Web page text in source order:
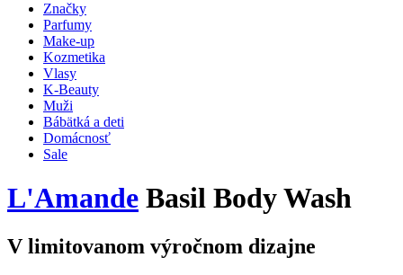
Značky
Parfumy
Make-up
Kozmetika
Vlasy
K-Beauty
Muži
Bábätká a deti
Domácnosť
Sale
L'Amande Basil Body Wash
V limitovanom výročnom dizajne